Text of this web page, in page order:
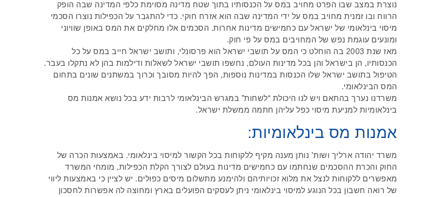
נוצרת במצב שבו הפרט מחויב במס על הכנסותיו בתוך שטח מדינה מסוימת כלפי המדינה שבה הופק
הרווח ובו זמנית מחויב במס על ידי המדינה שבה הוא אזרח חוקי. כדי להתגבר על הכפילות נוצרו הסכמי
מיסוי בינלאומי של ישראל עם כחמישים מדינות אחרות. הסכמים אלו מחלקים את המס באופן שוויוני
ומונעים עוגמת נפש של המחויבים במס על פי חוק.
מאז שנת 2003 בה הוחלט כי המס על תושבי ישראל הוא פרסונלי, ותושב ישראל חייב במס על כל
הכנסותיו, הן בישראל והן בכל מדינות העולם, נחשפו תושבי ישראל לשאלות ודילמות בהן לא נתקלו בעבר.
הטיפול בתושב ישראל שלו הכנסות במדינות נוספות, הפך להיות מסובך וכרוך במשתנים שונים בתחום
המס הבינלאומי.
משרדנו נערך בהתאם ויש לנו היכולת “לשחות” במגרש הבינלאומי לרבות ידע בכל נושא אמנות מס
בינלאומיות למניעת מיסוי כפל עליהן חתמה ממשלת ישראל.
אמנות מס בינלאומיות:
משרד יהודה ארליך ושות’ נותן מענה מקיף ללקוחות בכל הקשור למיסוי בינלאומי. באמצעות הכרה של
החוק והכרת ההסכמים שנחתמו עם כחמישים מדינות בעולם לצורך הקלת הכפילות, מומחי המשרד
מאפשרים ללקוחות לנצל את מלוא זכויותיהם ולהימנע מתשלום מיסים כפולים. יש לציין כי באמצעות ליווי
של רואה חשבון בכל הנוגע למיסוי בינלאומי ניתן לעסקים הפועלים בארץ ומחוצה לה אפשרות לחסכון